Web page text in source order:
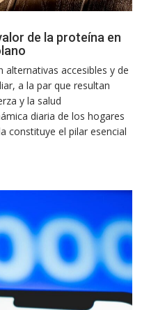
de la proteína en
accesibles y de
a la par que resultan
y la salud
diaria de los hogares
constituye el pilar esencial